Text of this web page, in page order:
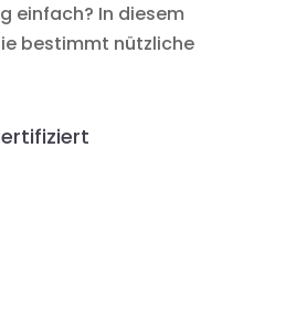
einfach? In diesem
bestimmt nützliche